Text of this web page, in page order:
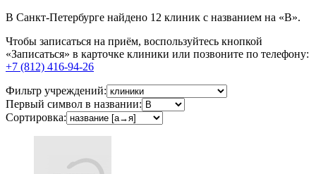
В Санкт-Петербурге найдено 12 клиник с названием на «В».
Чтобы записаться на приём, воспользуйтесь кнопкой
«Записаться» в карточке клиники или позвоните по телефону:
+7 (812) 416-94-26
Фильтр учреждений:
Первый символ в названии:
Сортировка: